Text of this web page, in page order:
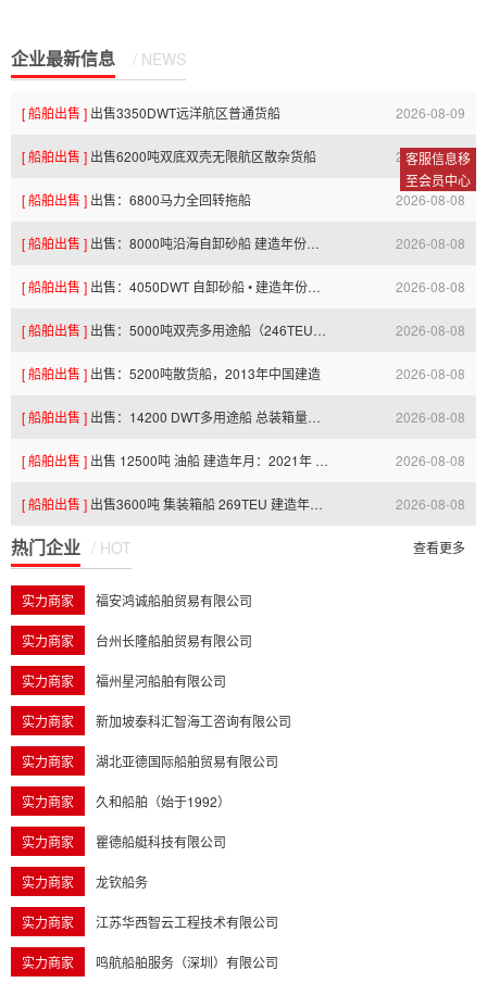
客服信息移
至会员中心
企业最新信息 / NEWS
[ 船舶出售 ] 出售3350DWT远洋航区普通货船 2026-08-09
07:55:46.0
[ 船舶出售 ] 出售6200吨双底双壳无限航区散杂货船 2026-08-09
07:55:34.0
[ 船舶出售 ] 出售：6800马力全回转拖船 2026-08-08
22:56:52.0
[ 船舶出售 ] 出售：8000吨沿海自卸砂船 建造年份：2017年 2026-08-08
22:56:50.0
[ 船舶出售 ] 出售：4050DWT 自卸砂船 • 建造年份：2019年06月 2026-08-08
22:56:49.0
[ 船舶出售 ] 出售：5000吨双壳多用途船（246TEU集装箱两用） 2026-08-08
22:56:49.0
[ 船舶出售 ] 出售：5200吨散货船，2013年中国建造 2026-08-08
22:56:48.0
[ 船舶出售 ] 出售：14200 DWT多用途船 总装箱量：850TEU • 建造年份：2012年 2026-08-08
22:56:47.0
[ 船舶出售 ] 出售 12500吨 油船 建造年月：2021年 ccs 双底双壳 单机 2026-08-08
16:13:26.0
[ 船舶出售 ] 出售3600吨 集装箱船 269TEU 建造年月：2017 zc 双底双壳 双机 2026-08-08
16:13:19.0
热门企业 / HOT 查看更多
实力商家 福安鸿诚船舶贸易有限公司
实力商家 台州长隆船舶贸易有限公司
实力商家 福州星河船舶有限公司
实力商家 新加坡泰科汇智海工咨询有限公司
实力商家 湖北亚德国际船舶贸易有限公司
实力商家 久和船舶（始于1992）
实力商家 瞿德船艇科技有限公司
实力商家 龙钦船务
实力商家 江苏华西智云工程技术有限公司
实力商家 鸣航船舶服务（深圳）有限公司